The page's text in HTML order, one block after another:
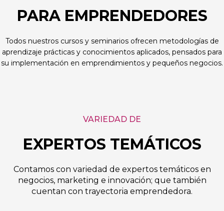
PARA EMPRENDEDORES
Todos nuestros cursos y seminarios ofrecen metodologías de
aprendizaje prácticas y conocimientos aplicados, pensados para
su implementación en emprendimientos y pequeños negocios.
VARIEDAD DE
EXPERTOS TEMÁTICOS
Contamos con variedad de expertos temáticos en
negocios, marketing e innovación; que también
cuentan con trayectoria emprendedora.